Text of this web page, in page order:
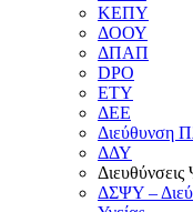
ΚΕΠΥ
ΔΟΟΥ
ΔΠΑΠ
DPO
ΕΤΥ
ΔΕΕ
Διεύθυνση
ΔΔΥ
Διευθύνσεις
ΔΣΨΥ –